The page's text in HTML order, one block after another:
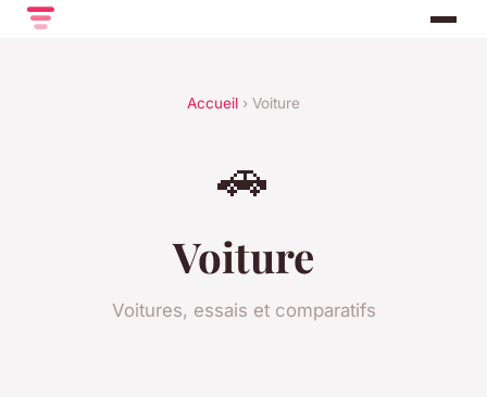
Accueil › Voiture
🚗
Voiture
Voitures, essais et comparatifs